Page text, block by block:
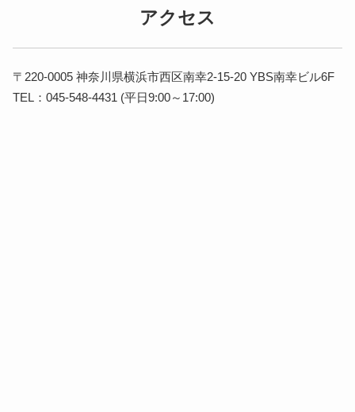
アクセス
〒220-0005 神奈川県横浜市西区南幸2-15-20 YBS南幸ビル6F
TEL：045-548-4431 (平日9:00～17:00)